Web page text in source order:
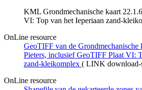
KML Grondmechanische kaart
VI: Top van het Ieperiaan zand-
OnLine resource
GeoTIFF van de Grondmechanische
Pieters, inclusief GeoTIFF Plaat VI:
zand-kleikomplex ( LINK download-
OnLine resource